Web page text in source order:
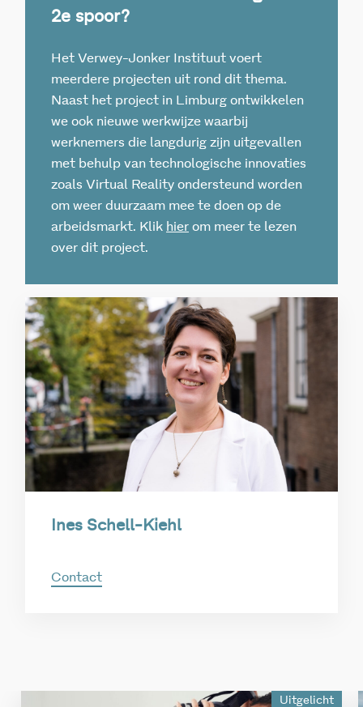
2e spoor?
Het Verwey-Jonker Instituut voert
meerdere projecten uit rond dit thema.
Naast het project in Limburg ontwikkelen
we ook nieuwe werkwijze waarbij
werknemers die langdurig zijn uitgevallen
met behulp van technologische innovaties
zoals Virtual Reality ondersteund worden
om weer duurzaam mee te doen op de
arbeidsmarkt. Klik hier om meer te lezen
over dit project.
Ines Schell-Kiehl
Contact
Uitgelicht